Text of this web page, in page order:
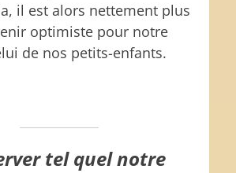
il est alors nettement plus
optimiste pour notre
de nos petits-enfants.
tel quel notre